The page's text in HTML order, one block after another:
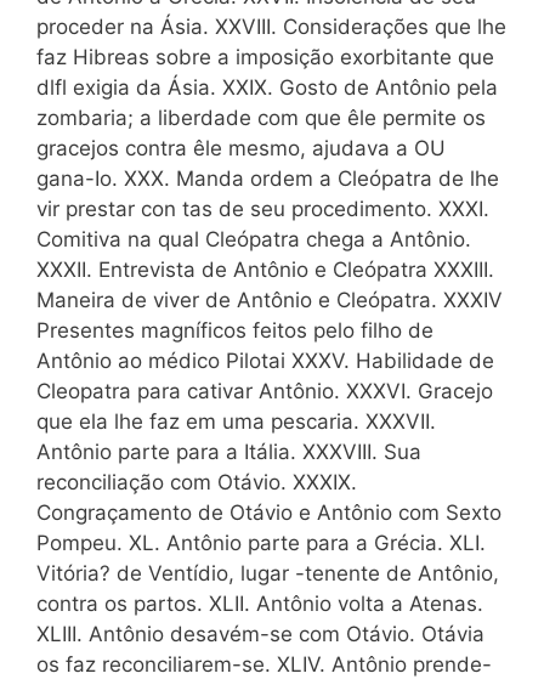
proceder na Ásia. XXVIII. Considera­ções que lhe
faz Hibreas sobre a imposição exorbitante que
dlfl exigia da Ásia. XXIX. Gosto de Antônio pela
zombaria; a liberdade com que êle permite os
gracejos contra êle mesmo, ajudava a OU
gana-Io. XXX. Manda ordem a Cleópatra de lhe
vir prestar con tas de seu procedimento. XXXI.
Comitiva na qual Cleópatra chega a Antônio.
XXXII. Entrevista de Antônio e Cleópatra XXXIII.
Maneira de viver de Antônio e Cleópatra. XXXIV
Presentes magníficos feitos pelo filho de
Antônio ao médico Pilotai XXXV. Habilidade de
Cleopatra para cativar Antônio. XXXVI. Gracejo
que ela lhe faz em uma pescaria. XXXVII.
Antônio parte para a Itália. XXXVIII. Sua
reconciliação com Otávio. XXXIX.
Congraçamento de Otávio e Antônio com Sexto
Pompeu. XL. Antônio parte para a Grécia. XLI.
Vitória? de Ventídio, lugar -tenente de Antônio,
contra os partos. XLII. Antônio volta a Atenas.
XLIII. Antônio desavém-se com Otávio. Otávia
os faz reconciliarem-se. XLIV. Antônio prende-